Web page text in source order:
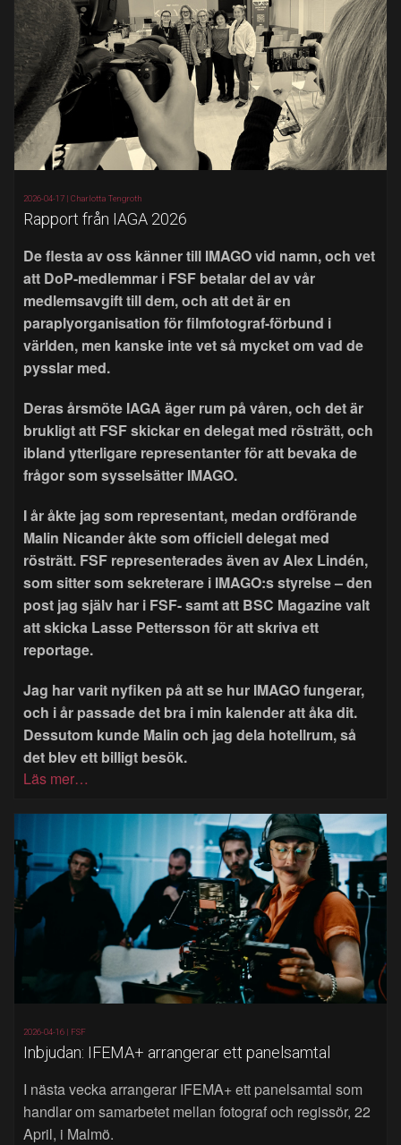
2026-04-17 | Charlotta Tengroth
Rapport från IAGA 2026
De flesta av oss känner till IMAGO vid namn, och vet
att DoP-medlemmar i FSF betalar del av vår
medlemsavgift till dem, och att det är en
paraplyorganisation för filmfotograf-förbund i
världen, men kanske inte vet så mycket om vad de
pysslar med.
Deras årsmöte IAGA äger rum på våren, och det är
brukligt att FSF skickar en delegat med rösträtt, och
ibland ytterligare representanter för att bevaka de
frågor som sysselsätter IMAGO.
I år åkte jag som representant, medan ordförande
Malin Nicander åkte som officiell delegat med
rösträtt. FSF representerades även av Alex Lindén,
som sitter som sekreterare i IMAGO:s styrelse – den
post jag själv har i FSF- samt att BSC Magazine valt
att skicka Lasse Pettersson för att skriva ett
reportage.
Jag har varit nyfiken på att se hur IMAGO fungerar,
och i år passade det bra i min kalender att åka dit.
Dessutom kunde Malin och jag dela hotellrum, så
det blev ett billigt besök.
Läs mer…
2026-04-16 | FSF
Inbjudan: IFEMA+ arrangerar ett panelsamtal
I nästa vecka arrangerar IFEMA+ ett panelsamtal som
handlar om samarbetet mellan fotograf och regissör, 22
April, i Malmö.